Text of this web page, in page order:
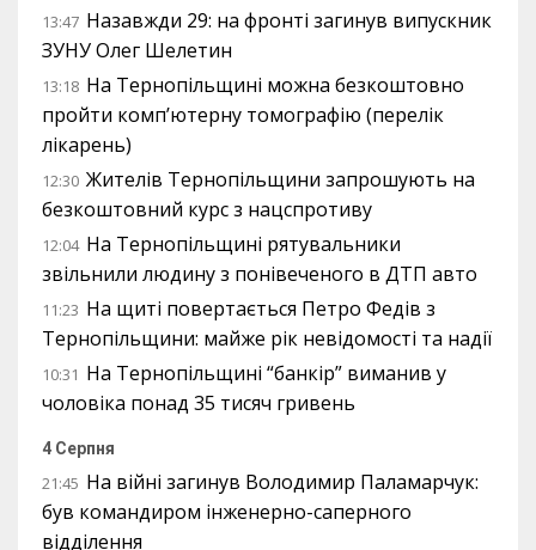
13:47 Назавжди 29: на фронті загинув випускник
ЗУНУ Олег Шелетин
13:18 На Тернопільщині можна безкоштовно
пройти комп’ютерну томографію (перелік
лікарень)
12:30 Жителів Тернопільщини запрошують на
безкоштовний курс з нацспротиву
12:04 На Тернопільщині рятувальники
звільнили людину з понівеченого в ДТП авто
11:23 На щиті повертається Петро Федів з
Тернопільщини: майже рік невідомості та надії
10:31 На Тернопільщині “банкір” виманив у
чоловіка понад 35 тисяч гривень
4 Серпня
21:45 На війні загинув Володимир Паламарчук:
був командиром інженерно-саперного
відділення